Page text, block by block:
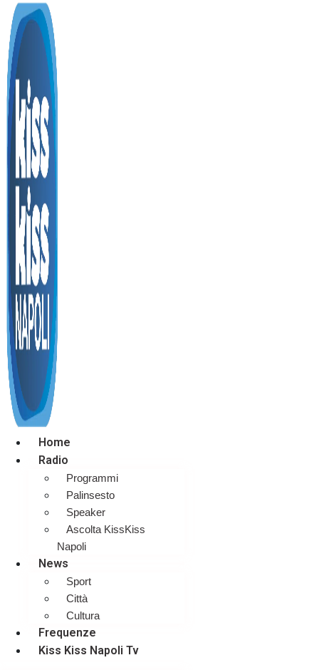
Home
Radio
Programmi
Palinsesto
Speaker
Ascolta KissKiss
Napoli
News
Sport
Città
Cultura
Frequenze
Kiss Kiss Napoli Tv